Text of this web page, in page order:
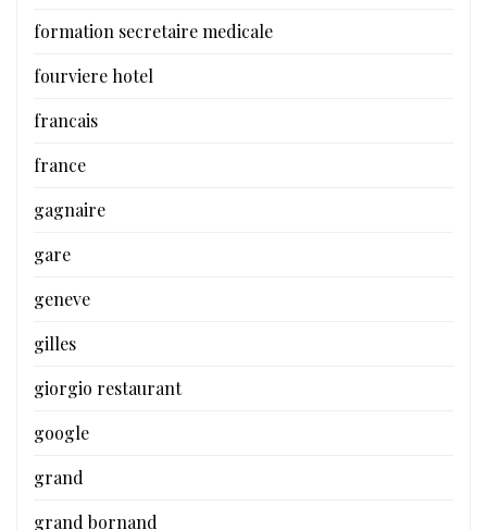
formation secretaire medicale
fourviere hotel
francais
france
gagnaire
gare
geneve
gilles
giorgio restaurant
google
grand
grand bornand